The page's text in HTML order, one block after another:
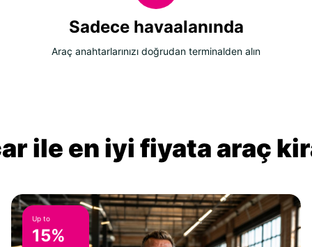
Sadece havaalanında
Araç anahtarlarınızı doğrudan terminalden alın
ile en iyi fiyata araç
Up to
15%